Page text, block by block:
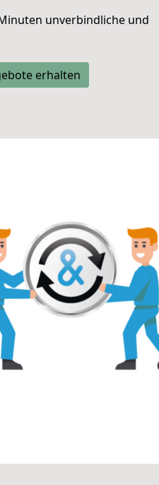
unverbindliche und
erhalten